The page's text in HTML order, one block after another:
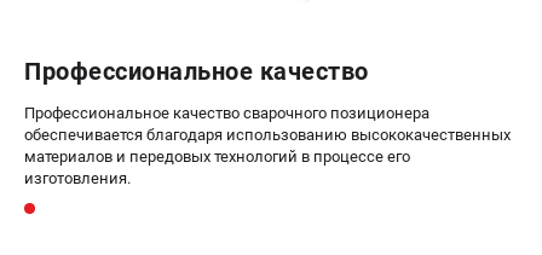
Профессиональное качество
Профессиональное качество сварочного позиционера
обеспечивается благодаря использованию высококачественных
материалов и передовых технологий в процессе его
изготовления.